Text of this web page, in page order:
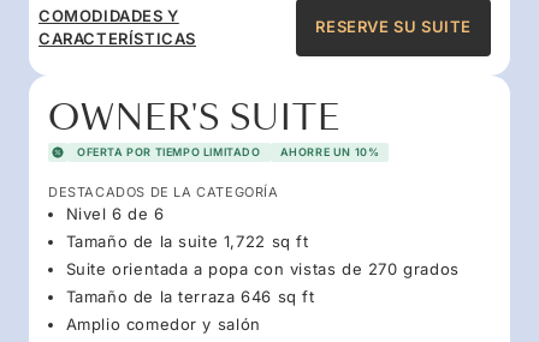
COMODIDADES Y
CARACTERÍSTICAS
RESERVE SU SUITE
OWNER'S SUITE
OFERTA POR TIEMPO LIMITADO AHORRE UN 10%
DESTACADOS DE LA CATEGORÍA
Nivel 6 de 6
Tamaño de la suite 1,722 sq ft
Suite orientada a popa con vistas de 270 grados
Tamaño de la terraza 646 sq ft
Amplio comedor y salón